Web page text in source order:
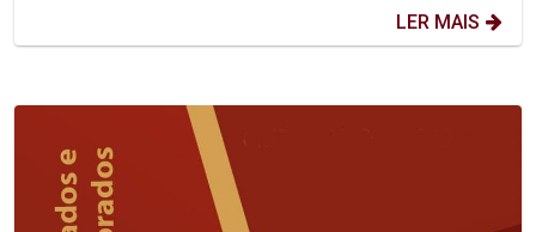
LER MAIS